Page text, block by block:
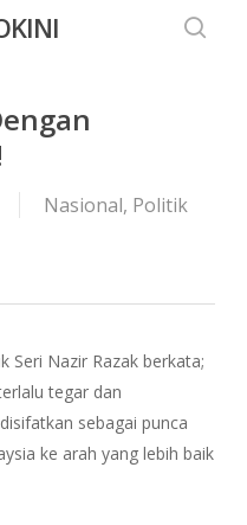
Nasional, Politik
Seri Nazir Razak berkata;
tegar dan
sebagai punca
ke arah yang lebih baik